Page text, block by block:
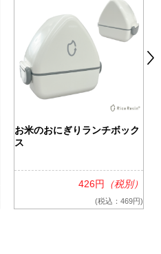
お米のおにぎりランチボック
ス
426円 （税別）
(税込：469円)